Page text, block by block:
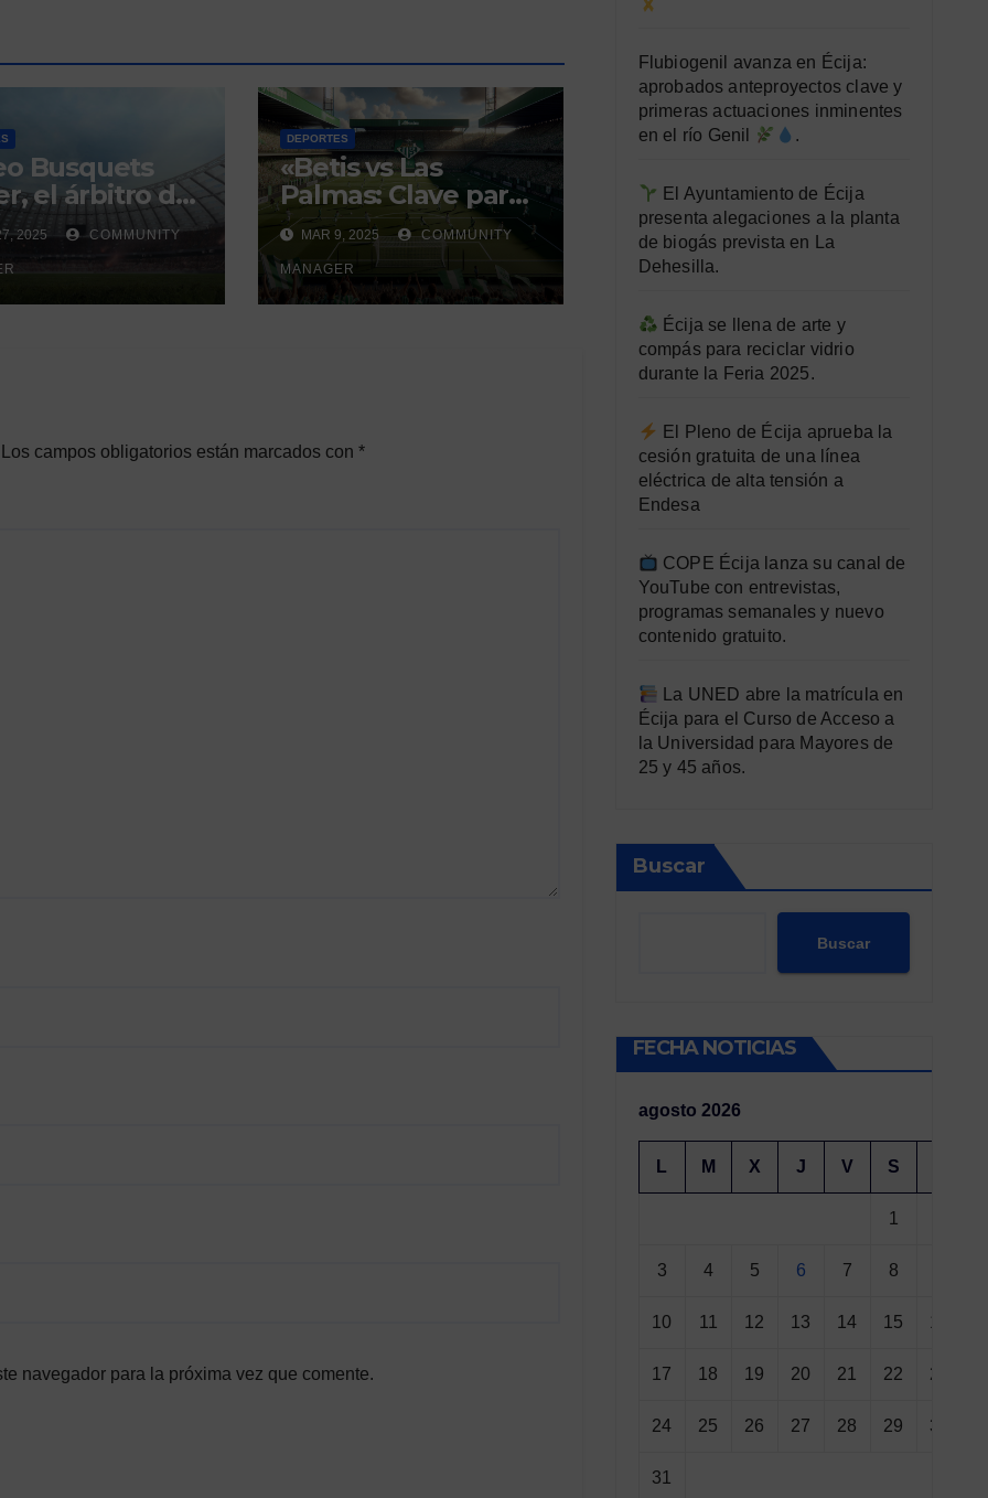
Busquets
el árbitro del
sevillano con
que
debate
2025 COMMUNITY
DEPORTES
«Betis vs Las
Palmas: Clave para
la Europa
Conference
League»
MAR 9, 2025 COMMUNITY
MANAGER
Los campos obligatorios están marcados con *
navegador para la próxima vez que comente.
Flubiogenil avanza en Écija:
aprobados anteproyectos clave y
primeras actuaciones inminentes
en el río Genil
.
El Ayuntamiento de Écija
presenta alegaciones a la planta
de biogás prevista en La
Dehesilla.
Écija se llena de arte y
compás para reciclar vidrio
durante la Feria 2025.
El Pleno de Écija aprueba la
cesión gratuita de una línea
eléctrica de alta tensión a
Endesa
COPE Écija lanza su canal de
YouTube con entrevistas,
programas semanales y nuevo
contenido gratuito.
La UNED abre la matrícula en
Écija para el Curso de Acceso a
la Universidad para Mayores de
25 y 45 años.
Buscar
Buscar
FECHA NOTICIAS
agosto 2026
L M X J V S
1
3 4 5 6 7 8
10 11 12 13 14 15 16
17 18 19 20 21 22 23
24 25 26 27 28 29 30
31